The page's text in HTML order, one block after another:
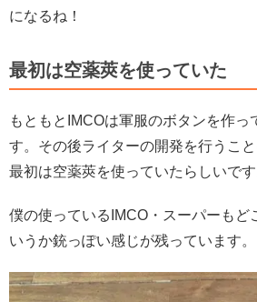
になるね！
最初は空薬莢を使っていた
もともとIMCOは軍服のボタンを作っ
す。その後ライターの開発を行うこと
最初は空薬莢を使っていたらしいです
僕の使っているIMCO・スーパーもど
いうか銃っぽい感じが残っています。